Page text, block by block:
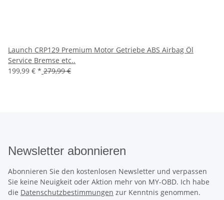
Launch CRP129 Premium Motor Getriebe ABS Airbag Öl
Service Bremse etc..
199,99 € * 279,99 €
Newsletter abonnieren
Abonnieren Sie den kostenlosen Newsletter und verpassen
Sie keine Neuigkeit oder Aktion mehr von MY-OBD. Ich habe
die Datenschutzbestimmungen zur Kenntnis genommen.